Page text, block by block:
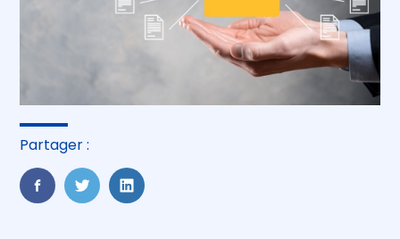
Partager :
FaceBook
TwitterLinkedIn